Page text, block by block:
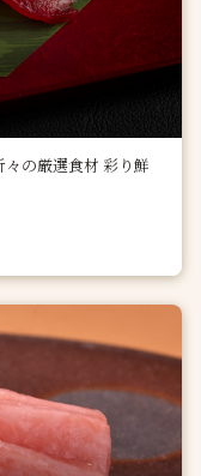
の厳選食材 彩り鮮